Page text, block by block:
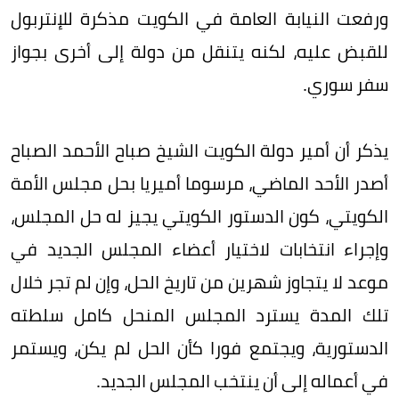
ورفعت النيابة العامة في الكويت مذكرة للإنتربول
للقبض عليه، لكنه يتنقل من دولة إلى أخرى بجواز
سفر سوري.
يذكر أن أمير دولة الكويت الشيخ صباح الأحمد الصباح
أصدر الأحد الماضي، مرسوما أميريا بحل مجلس الأمة
الكويتي، كون الدستور الكويتي يجيز له حل المجلس،
وإجراء انتخابات لاختيار أعضاء المجلس الجديد في
موعد لا يتجاوز شهرين من تاريخ الحل، وإن لم تجر خلال
تلك المدة يسترد المجلس المنحل كامل سلطته
الدستورية، ويجتمع فورا كأن الحل لم يكن، ويستمر
في أعماله إلى أن ينتخب المجلس الجديد.